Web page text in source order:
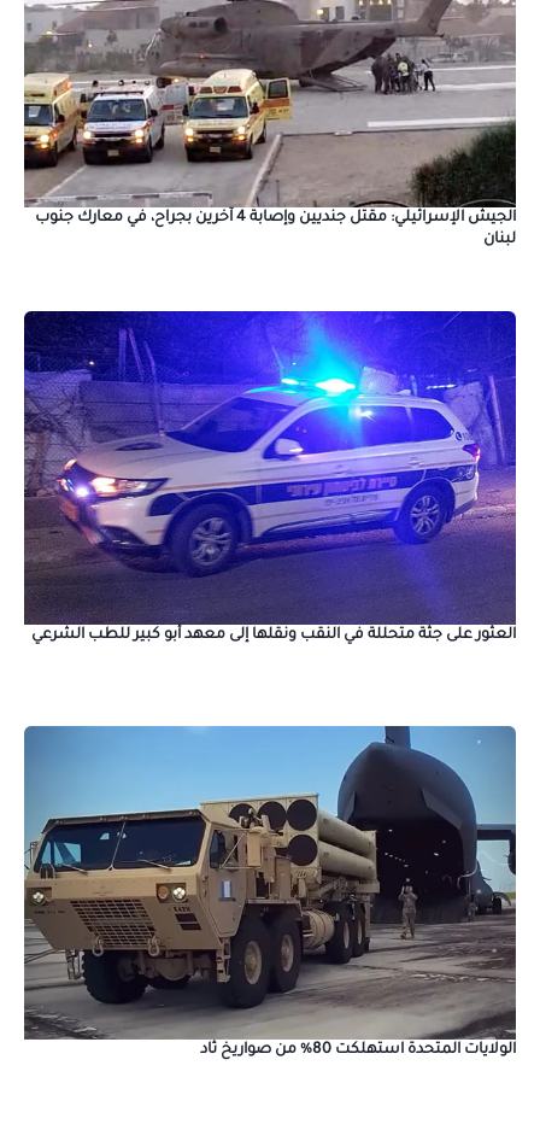
الجيش الإسرائيلي: مقتل جنديين وإصابة 4 آخرين بجراح، في معارك جنوب
لبنان
العثور على جثة متحللة في النقب ونقلها إلى معهد أبو كبير للطب الشرعي
الولايات المتحدة استهلكت 80% من صواريخ ثاد